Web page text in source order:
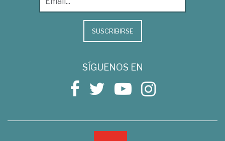
SUSCRIBIRSE
SÍGUENOS EN